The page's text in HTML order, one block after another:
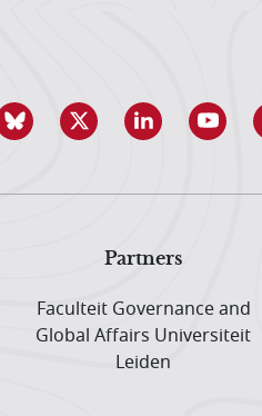
Partners
Faculteit Governance and
Global Affairs Universiteit
Leiden